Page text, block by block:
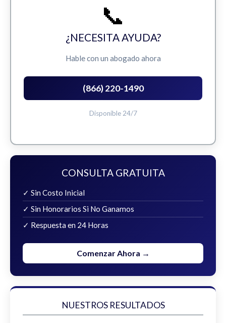
📞
¿NECESITA AYUDA?
Hable con un abogado ahora
(866) 220-1490
Disponible 24/7
CONSULTA GRATUITA
✓ Sin Costo Inicial
✓ Sin Honorarios Si No Ganamos
✓ Respuesta en 24 Horas
Comenzar Ahora →
NUESTROS RESULTADOS